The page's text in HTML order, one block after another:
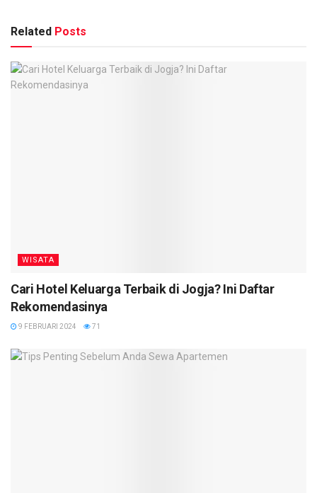
Related Posts
WISATA
Cari Hotel Keluarga Terbaik di Jogja? Ini Daftar
Rekomendasinya
9 FEBRUARI 2024 71